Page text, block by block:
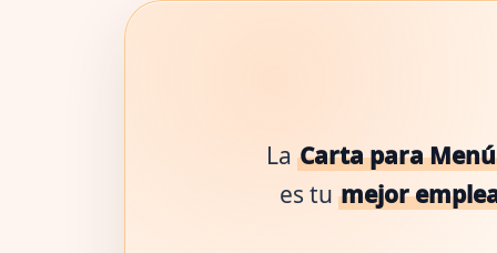
La Carta para
es tu mejor